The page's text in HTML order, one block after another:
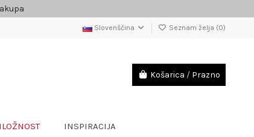
Slovenščina Seznam želja (0)
Košarica / Prazno
INSPIRACIJA